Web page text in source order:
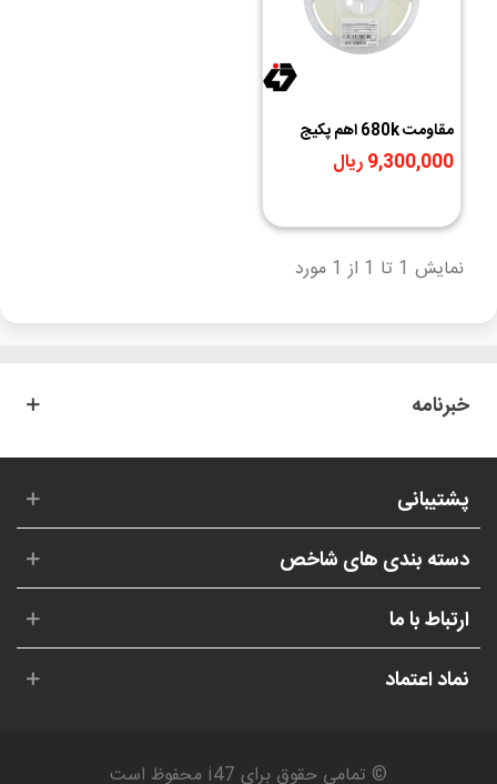
مقاومت 680k اهم پکیج
1206 SMD رول 5000
عددی
9,300,000 ریال
نمایش 1 تا 1 از 1 مورد
خبرنامه
پشتیبانی
دسته بندی های شاخص
ارتباط با ما
نماد اعتماد
© تمامی حقوق برای i47 محفوظ است